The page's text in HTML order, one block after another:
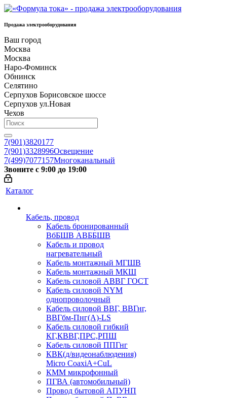
Продажа электрооборудования
Ваш город
Москва
Москва
Наро-Фоминск
Обнинск
Селятино
Серпухов Борисовское шоссе
Серпухов ул.Новая
Чехов
7(901)3820177
7(901)3328996Освещение
7(499)7077157Многоканальный
Звоните с 9:00 до 19:00
Каталог
Кабель, провод
Кабель бронированный
ВбБШВ АВББШВ
Кабель и провод
нагревательный
Кабель монтажный МГШВ
Кабель монтажный МКШ
Кабель силовой АВВГ ГОСТ
Кабель силовой NYM
однопроволочный
Кабель силовой ВВГ, ВВГнг,
ВВГбм-Пнг(А)-LS
Кабель силовой гибкий
КГ,КВВГ,ПРС,РПШ
Кабель силовой ППГнг
КВК(д/видеонаблюдения)
Micro CoaxiA+CuL
КММ микрофонный
ПГВА (автомобильный)
Провод бытовой АПУНП